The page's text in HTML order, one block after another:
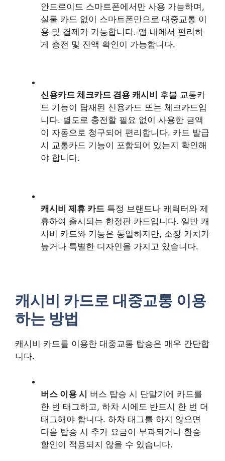
안드로이드 스마트폰에서만 사용 가능하며,
실물 카드 없이 스마트폰만으로 대중교통 이
용 및 결제가 가능합니다. 앱 내에서 편리하
게 충전 및 잔액 확인이 가능합니다.
신용카드 체크카드 겸용 캐시비
후불 교통카
드 기능이 탑재된 신용카드 또는 체크카드입
니다. 별도로 충전할 필요 없이 사용한 금액
이 자동으로 청구되어 편리합니다. 카드 발급
시 교통카드 기능이 포함되어 있는지 확인해
야 합니다.
캐시비 제휴 카드 특정 브랜드나 캐릭터와 제
휴하여 출시되는 한정판 카드입니다. 일반 캐
시비 카드와 기능은 동일하지만, 소장 가치가
높거나 특별한 디자인을 가지고 있습니다.
캐시비 카드로 대중교통 이용
하는 방법
캐시비 카드를 이용한 대중교통 탑승은 매우 간단합
니다.
버스 이용 시 버스 탑승 시 단말기에 카드를
한 번 태그하고, 하차 시에도 반드시 한 번 더
태그해야 합니다. 하차 태그를 하지 않으면
다음 탑승 시 추가 요금이 부과되거나 환승
할인이 적용되지 않을 수 있습니다.